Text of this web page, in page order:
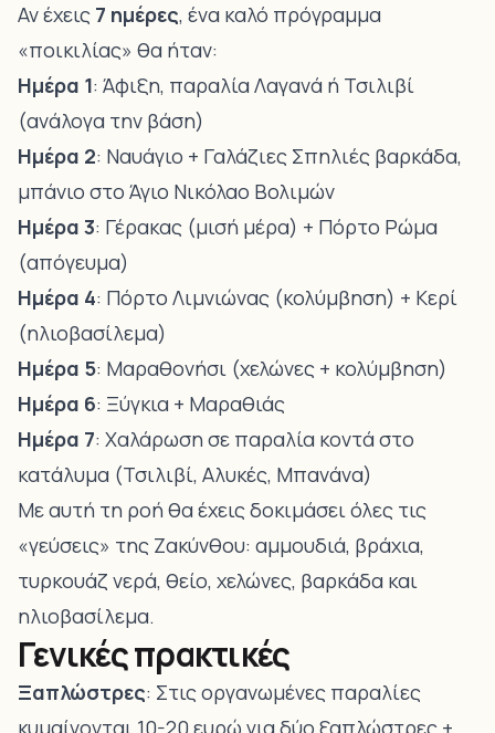
Αν έχεις 7 ημέρες, ένα καλό πρόγραμμα
«ποικιλίας» θα ήταν:
Ημέρα 1: Άφιξη, παραλία Λαγανά ή Τσιλιβί
(ανάλογα την βάση)
Ημέρα 2: Ναυάγιο + Γαλάζιες Σπηλιές βαρκάδα,
μπάνιο στο Άγιο Νικόλαο Βολιμών
Ημέρα 3: Γέρακας (μισή μέρα) + Πόρτο Ρώμα
(απόγευμα)
Ημέρα 4: Πόρτο Λιμνιώνας (κολύμβηση) + Κερί
(ηλιοβασίλεμα)
Ημέρα 5: Μαραθονήσι (χελώνες + κολύμβηση)
Ημέρα 6: Ξύγκια + Μαραθιάς
Ημέρα 7: Χαλάρωση σε παραλία κοντά στο
κατάλυμα (Τσιλιβί, Αλυκές, Μπανάνα)
Με αυτή τη ροή θα έχεις δοκιμάσει όλες τις
«γεύσεις» της Ζακύνθου: αμμουδιά, βράχια,
τυρκουάζ νερά, θείο, χελώνες, βαρκάδα και
ηλιοβασίλεμα.
Γενικές πρακτικές
Ξαπλώστρες: Στις οργανωμένες παραλίες
κυμαίνονται 10-20 ευρώ για δύο ξαπλώστρες +